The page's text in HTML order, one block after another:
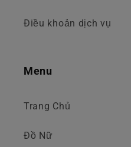
Điều khoản dịch vụ
Menu
Trang Chủ
Đồ Nữ